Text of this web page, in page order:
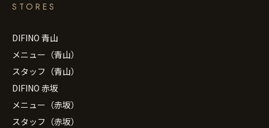
STORES
DIFINO 青山
メニュー（青山）
スタッフ（青山）
DIFINO 赤坂
メニュー（赤坂）
スタッフ（赤坂）